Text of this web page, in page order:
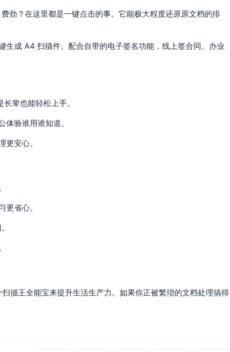
劲？在这里都是一键点击的事。它能极大程度还原原文档的排
生成 A4 扫描件。配合自带的电子签名功能，线上签合同、办业
辈也能轻松上手。
验谁用谁知道。
安心。
省心。
描王全能宝来提升生活生产力。如果你正被繁琐的文档处理搞得